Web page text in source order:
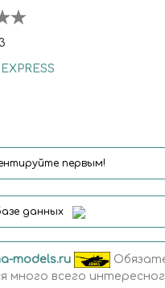
первым!
данных
models.ru
всего